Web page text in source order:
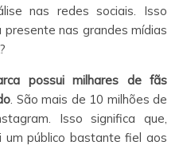
nas redes sociais. Isso
nas grandes mídias
possui milhares de fãs
. São mais de 10 milhões de
Isso significa que,
um público bastante fiel aos